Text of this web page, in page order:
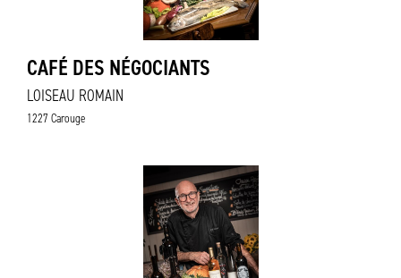
CAFÉ DES NÉGOCIANTS
LOISEAU ROMAIN
1227 Carouge